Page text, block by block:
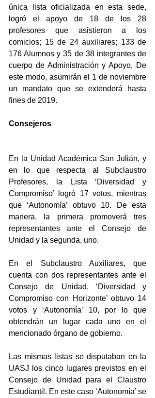
única lista oficializada en esta sede,
logró el apoyo de 18 de los 28
profesores que asistieron a los
comicios; 15 de 24 auxiliares; 133 de
176 Alumnos y 35 de 38 integrantes de
cuerpo de Administración y Apoyo, De
este modo, asumirán el 1 de noviembre
un mandato que se extenderá hasta
fines de 2019.
Consejeros
En la Unidad Académica San Julián, y
en lo que respecta al Subclaustro
Profesores, la Lista ‘Diversidad y
Compromiso’ logró 17 votos, mientras
que ‘Autonomía’ obtuvo 10. De esta
manera, la primera promoverá tres
representantes ante el Consejo de
Unidad y la segunda, uno.
En el Subclaustro Auxiliares, que
cuenta con dos representantes ante el
Consejo de Unidad, ‘Diversidad y
Compromiso con Horizonte’ obtuvo 14
votos y ‘Autonomía’ 10, por lo que
obtendrán un lugar cada uno en el
mencionado órgano de gobierno.
Las mismas listas se disputaban en la
UASJ los cinco lugares previstos en el
Consejo de Unidad para el Claustro
Estudiantil. En este caso ‘Autonomía’ se